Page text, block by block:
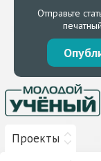
Отправьте
Проекты